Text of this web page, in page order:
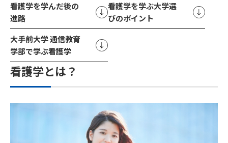
看護学を学んだ後の
進路
看護学を学ぶ大学選
びのポイント
大手前大学 通信教育
学部で学ぶ看護学
看護学とは？